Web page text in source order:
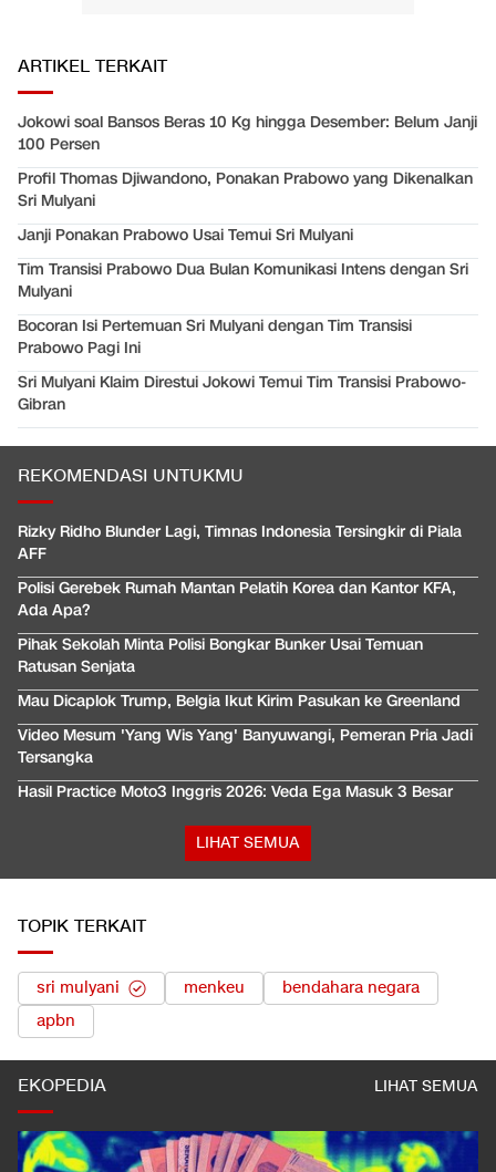
ARTIKEL TERKAIT
Jokowi soal Bansos Beras 10 Kg hingga Desember: Belum Janji
100 Persen
Profil Thomas Djiwandono, Ponakan Prabowo yang Dikenalkan
Sri Mulyani
Janji Ponakan Prabowo Usai Temui Sri Mulyani
Tim Transisi Prabowo Dua Bulan Komunikasi Intens dengan Sri
Mulyani
Bocoran Isi Pertemuan Sri Mulyani dengan Tim Transisi
Prabowo Pagi Ini
Sri Mulyani Klaim Direstui Jokowi Temui Tim Transisi Prabowo-
Gibran
REKOMENDASI UNTUKMU
Rizky Ridho Blunder Lagi, Timnas Indonesia Tersingkir di Piala
AFF
Polisi Gerebek Rumah Mantan Pelatih Korea dan Kantor KFA,
Ada Apa?
Pihak Sekolah Minta Polisi Bongkar Bunker Usai Temuan
Ratusan Senjata
Mau Dicaplok Trump, Belgia Ikut Kirim Pasukan ke Greenland
Video Mesum 'Yang Wis Yang' Banyuwangi, Pemeran Pria Jadi
Tersangka
Hasil Practice Moto3 Inggris 2026: Veda Ega Masuk 3 Besar
LIHAT SEMUA
TOPIK TERKAIT
sri mulyani menkeu
bendahara negara
apbn
EKOPEDIA LIHAT SEMUA